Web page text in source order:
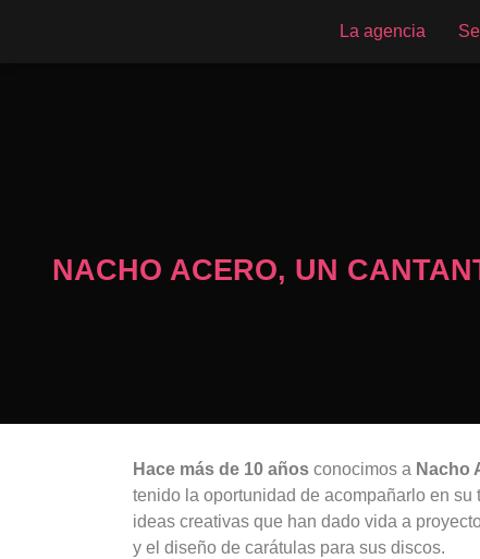
La agencia
NACHO ACERO, UN
Hace más de 10 años conocimos a Nacho
tenido la oportunidad de acompañarlo en su
ideas creativas que han dado vida a
y el diseño de carátulas para sus discos.